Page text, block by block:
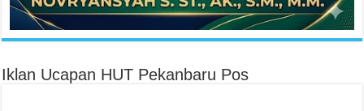
Iklan Ucapan HUT Pekanbaru Pos